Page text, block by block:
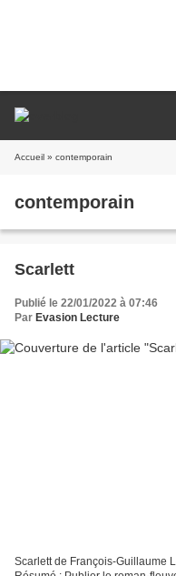
Accueil » contemporain
contemporain
Scarlett
Publié le 22/01/2022 à 07:46
Par Evasion Lecture
Scarlett de François-Guillaume